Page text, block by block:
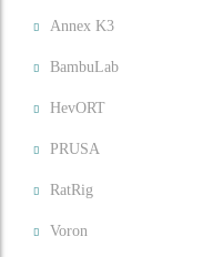
Annex K3
BambuLab
HevORT
PRUSA
RatRig
Voron